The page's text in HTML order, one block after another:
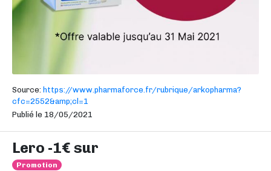
Source: https://www.pharmaforce.fr/rubrique/arkopharma?
cfc=2552&amp;cl=1
Publié le 18/05/2021
Lero -1€ sur
Promotion